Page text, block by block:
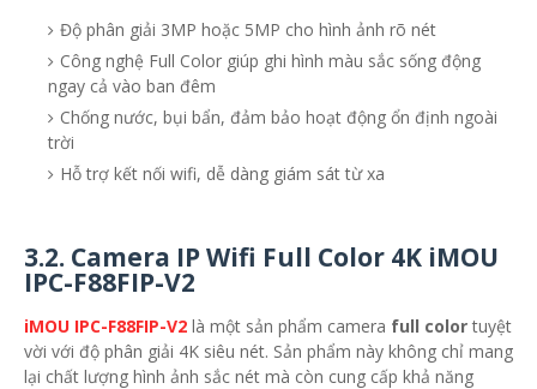
Độ phân giải 3MP hoặc 5MP cho hình ảnh rõ nét
Công nghệ Full Color giúp ghi hình màu sắc sống động
ngay cả vào ban đêm
Chống nước, bụi bẩn, đảm bảo hoạt động ổn định ngoài
trời
Hỗ trợ kết nối wifi, dễ dàng giám sát từ xa
3.2. Camera IP Wifi Full Color 4K iMOU
IPC-F88FIP-V2
iMOU IPC-F88FIP-V2 là một sản phẩm camera full colortuyệt
vời với độ phân giải 4K siêu nét. Sản phẩm này không chỉ mang
lại chất lượng hình ảnh sắc nét mà còn cung cấp khả năng